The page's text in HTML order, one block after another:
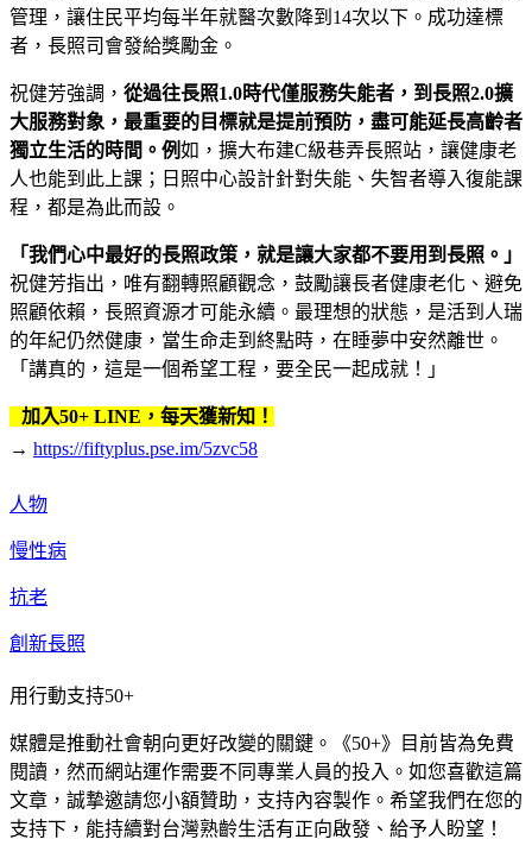
管理，讓住民平均每半年就醫次數降到14次以下。成功達標
者，長照司會發給獎勵金。
祝健芳強調， 從過往長照1.0時代僅服務失能者，到長照2.0擴
大服務對象，最重要的目標就是提前預防，盡可能延長高齡者
獨立生活的時間。例如，擴大布建C級巷弄長照站，讓健康老
人也能到此上課；日照中心設計針對失能、失智者導入復能課
程，都是為此而設。
「我們心中最好的長照政策，就是讓大家都不要用到長照。」
祝健芳指出，唯有翻轉照顧觀念，鼓勵讓長者健康老化、避免
照顧依賴，長照資源才可能永續。最理想的狀態，是活到人瑞
的年紀仍然健康，當生命走到終點時，在睡夢中安然離世。
「講真的，這是一個希望工程，要全民一起成就！」
加入50+ LINE，每天獲新知！
→ https://fiftyplus.pse.im/5zvc58
人物
慢性病
抗老
創新長照
用行動支持50+
媒體是推動社會朝向更好改變的關鍵。《50+》目前皆為免費
閱讀，然而網站運作需要不同專業人員的投入。如您喜歡這篇
文章，誠摯邀請您小額贊助，支持內容製作。希望我們在您的
支持下，能持續對台灣熟齡生活有正向啟發、給予人盼望！